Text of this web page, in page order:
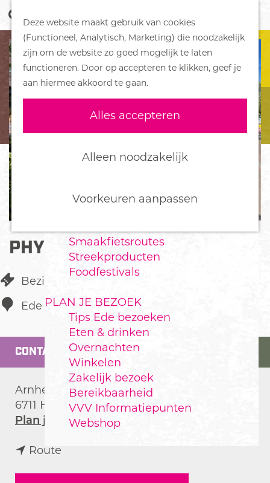
Deze website maakt gebruik van cookies
(Functioneel, Analytisch, Marketing) die noodzakelijk
zijn om de website zo goed mogelijk te laten
functioneren. Door op accepteren te klikken, geef je
aan hiermee akkoord te gaan.
Alles accepteren
Alleen noodzakelijk
Voorkeuren aanpassen
G
a
n
a
a
r
d
e
h
o
m
e
p
a
g
e
o
e
k
e
n
M
e
n
u
DORPEN
Bennekom
De Klomp
Deelen
Ederveen
Harskamp
Hoenderloo
Wekerom
Smaakfietsroutes
Streekproducten
Foodfestivals
PLAN JE BEZOEK
Tips Ede bezoeken
Eten & drinken
Overnachten
Winkelen
Zakelijk bezoek
Bereikbaarheid
VVV Informatiepunten
Webshop
PHYLLOTAXIS BAROQUE
Bezienswaardigheid
Ede
CONTACT
Arnhemseweg 4A
6711 HA
Ede
Plan je routen
Route